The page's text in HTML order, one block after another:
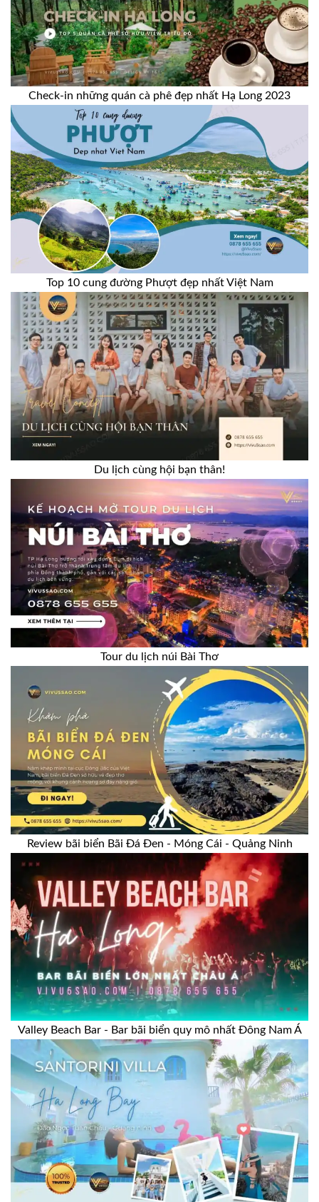
Check-in những quán cà phê đẹp nhất Hạ Long 2023
Top 10 cung đường Phượt đẹp nhất Việt Nam
Du lịch cùng hội bạn thân!
Tour du lịch núi Bài Thơ
Review bãi biển Bãi Đá Đen - Móng Cái - Quảng Ninh
Valley Beach Bar - Bar bãi biển quy mô nhất Đông Nam Á